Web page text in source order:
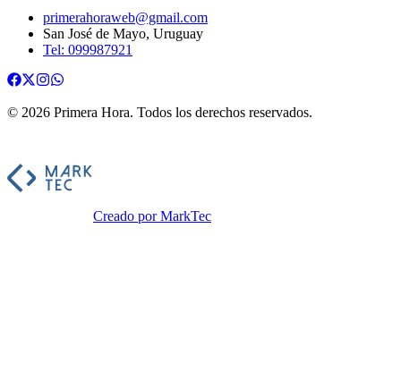
primerahoraweb@gmail.com
San José de Mayo, Uruguay
Tel: 099987921
© 2026 Primera Hora. Todos los derechos reservados.
Creado por MarkTec